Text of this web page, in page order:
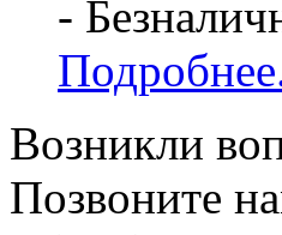
-
Возникли
Позвоните